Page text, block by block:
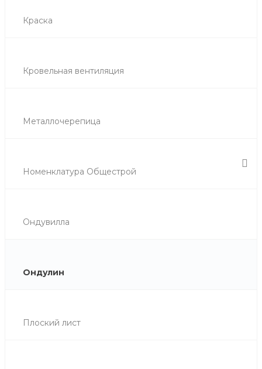
Краска
Кровельная вентиляция
Металлочерепица
Номенклатура Общестрой
Ондувилла
Ондулин
Плоский лист